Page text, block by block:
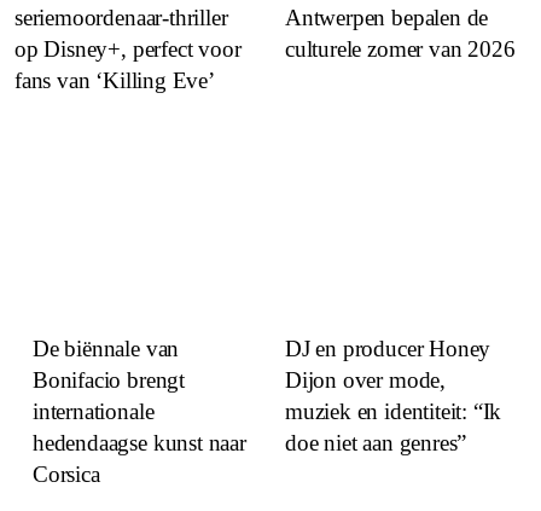
seriemoordenaar-thriller
op Disney+, perfect voor
fans van ‘Killing Eve’
Antwerpen bepalen de
culturele zomer van 2026
De biënnale van
Bonifacio brengt
internationale
hedendaagse kunst naar
Corsica
DJ en producer Honey
Dijon over mode,
muziek en identiteit: “Ik
doe niet aan genres”